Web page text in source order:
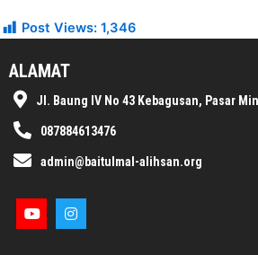
Post Views: 1,346
ALAMAT
Jl. Baung IV No 43 Kebagusan, Pasar
087884613476
admin@baitulmal-alihsan.org